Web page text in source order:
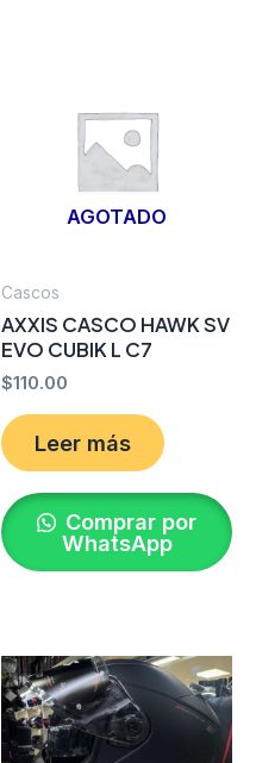
AGOTADO
Cascos
AXXIS CASCO HAWK SV
EVO CUBIK L C7
$110.00
Leer más
Comprar por
WhatsApp